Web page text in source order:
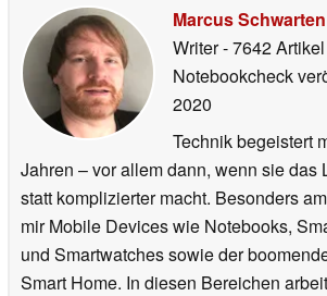
Marcus Schwarten
Writer- 7642
Notebookcheck
2020
Technik begeistert
Jahren – vor allem dann, wenn sie das
statt komplizierter macht. Besonders
mir Mobile Devices wie Notebooks,
und Smartwatches sowie der
Smart Home. In diesen Bereichen